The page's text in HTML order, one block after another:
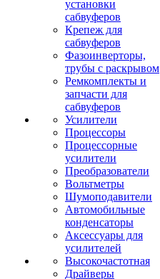
установки
сабвуферов
Крепеж для
сабвуферов
Фазоинверторы,
трубы с раскрывом
Ремкомплекты и
запчасти для
сабвуферов
Усилители
Процессоры
Процессорные
усилители
Преобразователи
Вольтметры
Шумоподавители
Автомобильные
конденсаторы
Аксессуары для
усилителей
Высокочастотная
Драйверы